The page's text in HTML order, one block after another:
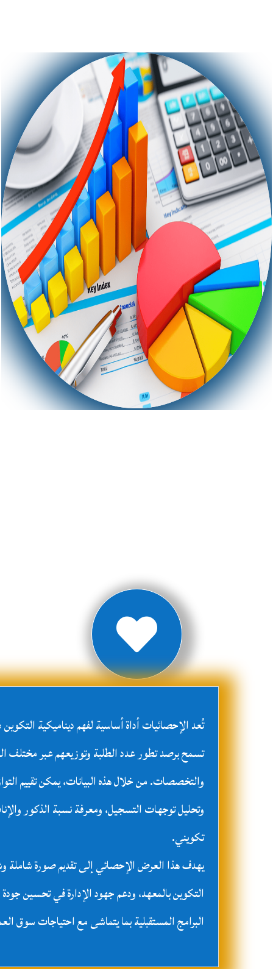

تُعد الإحصائيات أداة أساسية لفهم ديناميكية
تسمح برصد تطور عدد الطلبة وتوزيعهم عبر مختلف
والتخصصات. من خلال هذه البيانات، يمكن تقييم
وتحليل توجهات التسجيل، ومعرفة نسبة الذكور
تكويني.
يهدف هذا العرض الإحصائي إلى تقديم صورة شاملة
التكوين بالمعهد، ودعم جهود الإدارة في تحسين
البرامج المستقبلية بما يتماشى مع احتياجات سوق